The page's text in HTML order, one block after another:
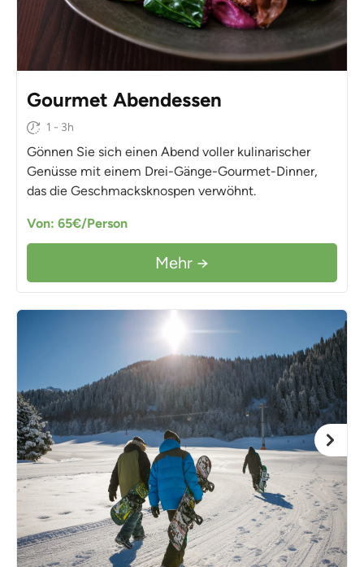
Gourmet Abendessen
1 - 3h
Gönnen Sie sich einen Abend voller kulinarischer
Genüsse mit einem Drei-Gänge-Gourmet-Dinner,
das die Geschmacksknospen verwöhnt.
Von: 65€/Person
Mehr →